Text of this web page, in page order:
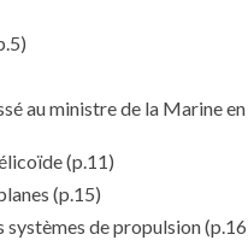
au ministre de la Marine en
(p.11)
(p.15)
systèmes de propulsion